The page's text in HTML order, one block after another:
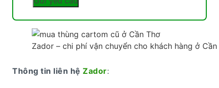
Zador – chi phí vận chuyển cho khách hàng ở
Thông tin liên hệ Zador: